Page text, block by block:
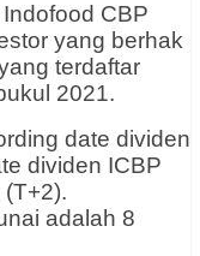
CBP
yang berhak
terdaftar
2021.
date dividen
dividen ICBP
adalah 8